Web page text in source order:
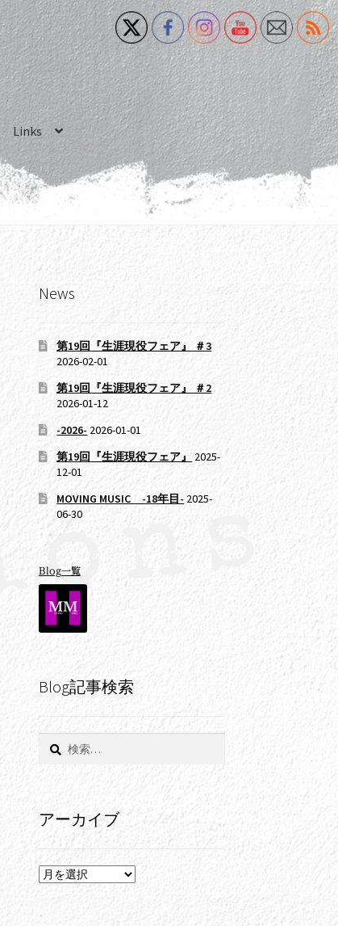
Links
News
第19回『生涯現役フェア』 ＃3
2026-02-01
第19回『生涯現役フェア』 ＃2
2026-01-12
-2026- 2026-01-01
第19回『生涯現役フェア』
2025-
12-01
MOVING MUSIC -18年目- 2025-
06-30
Blog一覧
Blog記事検索
アーカイブ
ア